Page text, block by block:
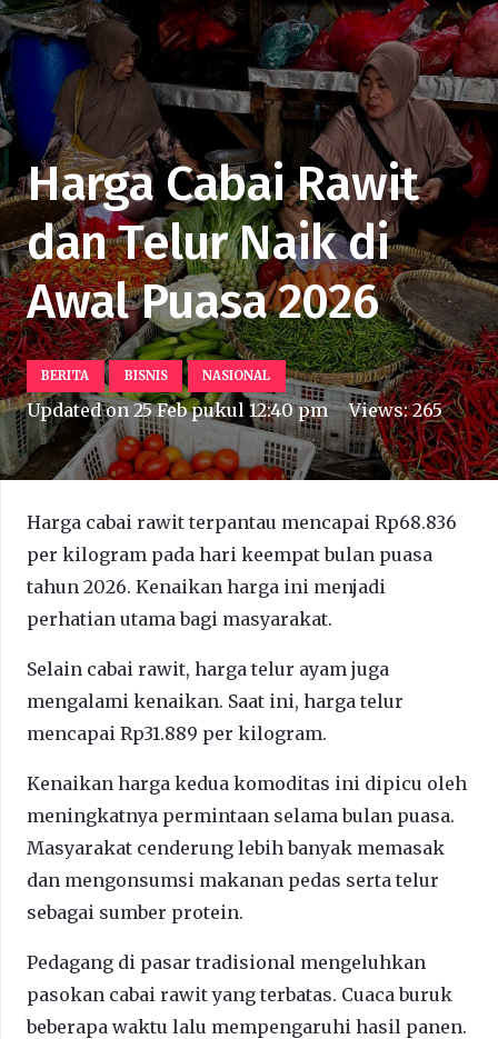
Harga Cabai Rawit
dan Telur Naik di
Awal Puasa 2026
BERITA BISNIS NASIONAL
Updated on25 Feb pukul 12:40 pm Views:265
Harga cabai rawit terpantau mencapai Rp68.836
per kilogram pada hari keempat bulan puasa
tahun 2026. Kenaikan harga ini menjadi
perhatian utama bagi masyarakat.
Selain cabai rawit, harga telur ayam juga
mengalami kenaikan. Saat ini, harga telur
mencapai Rp31.889 per kilogram.
Kenaikan harga kedua komoditas ini dipicu oleh
meningkatnya permintaan selama bulan puasa.
Masyarakat cenderung lebih banyak memasak
dan mengonsumsi makanan pedas serta telur
sebagai sumber protein.
Pedagang di pasar tradisional mengeluhkan
pasokan cabai rawit yang terbatas. Cuaca buruk
beberapa waktu lalu mempengaruhi hasil panen.